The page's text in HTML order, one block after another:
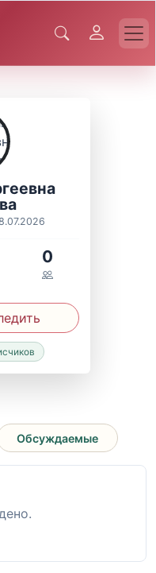
0
Обсуждаемые